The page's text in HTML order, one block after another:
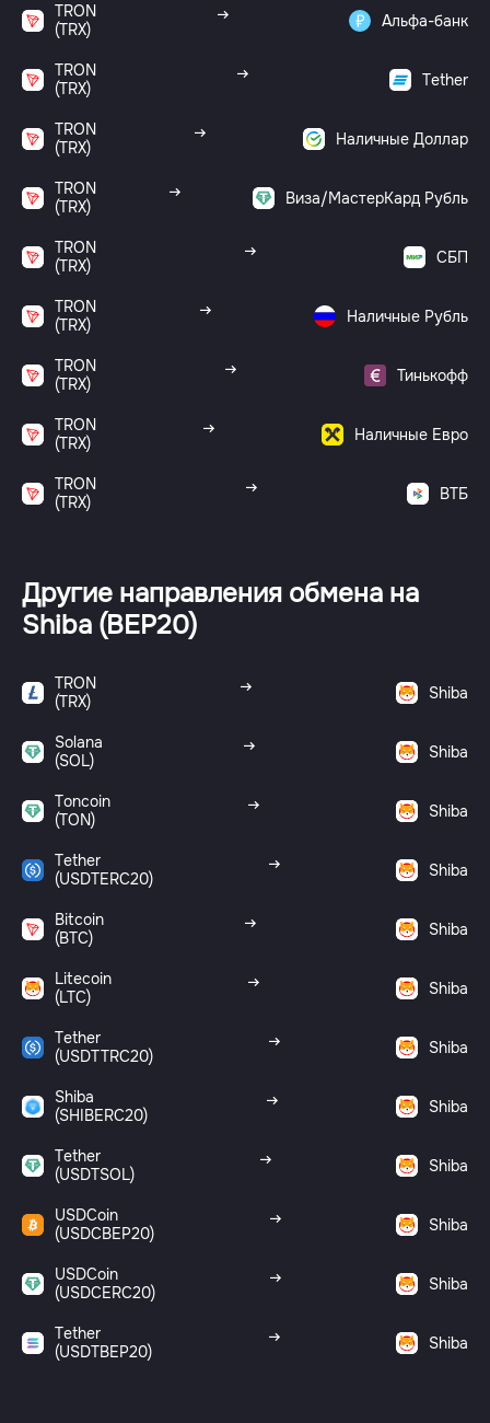
TRON
(TRX)
Альфа-банк
TRON
(TRX)
Tether
TRON
(TRX)
Наличные Доллар
TRON
(TRX)
Виза/МастерКард Рубль
TRON
(TRX)
СБП
TRON
(TRX)
Наличные Рубль
TRON
(TRX)
Тинькофф
TRON
(TRX)
Наличные Евро
TRON
(TRX)
ВТБ
Другие направления обмена на
Shiba (BEP20)
TRON
(TRX)
Shiba
Solana
(SOL)
Shiba
Toncoin
(TON)
Shiba
Tether
(USDTERC20)
Shiba
Bitcoin
(BTC)
Shiba
Litecoin
(LTC)
Shiba
Tether
(USDTTRC20)
Shiba
Shiba
(SHIBERC20)
Shiba
Tether
(USDTSOL)
Shiba
USDCoin
(USDCBEP20)
Shiba
USDCoin
(USDCERC20)
Shiba
Tether
(USDTBEP20)
Shiba